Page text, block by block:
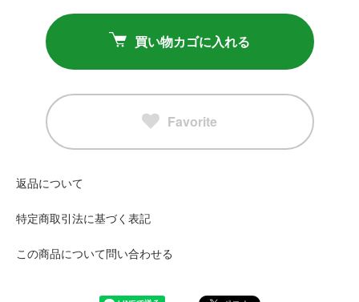
買い物カゴに入れる
Favorite
返品について
特定商取引法に基づく表記
この商品について問い合わせる